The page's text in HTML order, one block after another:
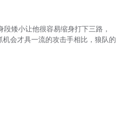
矮小让他很容易缩身打下三路，
会才具一流的攻击手相比，狼队的